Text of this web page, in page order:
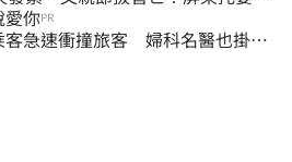
愛你PR
客急速衝撞旅客 婦科名醫也掛